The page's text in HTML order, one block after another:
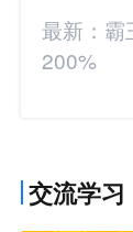
最新：霸
200%
交流学习